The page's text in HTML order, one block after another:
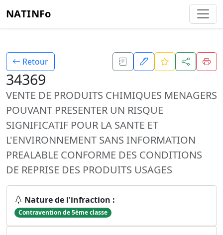
NATINFo
Retour
34369
VENTE DE PRODUITS CHIMIQUES MENAGERS
POUVANT PRESENTER UN RISQUE
SIGNIFICATIF POUR LA SANTE ET
L'ENVIRONNEMENT SANS INFORMATION
PREALABLE CONFORME DES CONDITIONS
DE REPRISE DES PRODUITS USAGES
Nature de l'infraction :
Contravention de 5ème classe